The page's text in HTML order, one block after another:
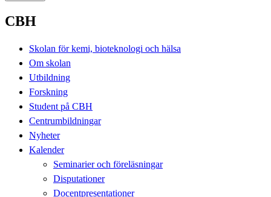
CBH
Skolan för kemi, bioteknologi och hälsa
Om skolan
Utbildning
Forskning
Student på CBH
Centrumbildningar
Nyheter
Kalender
Seminarier och föreläsningar
Disputationer
Docentpresentationer